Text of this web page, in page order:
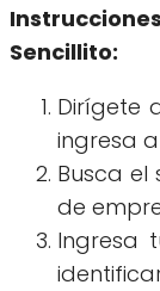
Sencillito:
Dirígete
ingresa
Busca el
de
Ingresa